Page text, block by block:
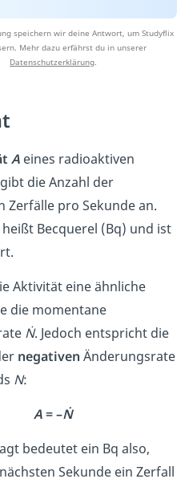
speichern wir deine Antwort, um Studyflix
Mehr dazu erfährst du in unserer
Datenschutzerklärung.
A eines radioaktiven
die Anzahl der
Zerfälle pro Sekunde an.
Becquerel (Bq) und ist
Aktivität eine ähnliche
die momentane
Ṅ. Jedoch entspricht die
negativenÄnderungsrate
N:
A= –Ṅ
bedeutet ein Bq also,
Sekunde ein Zerfall